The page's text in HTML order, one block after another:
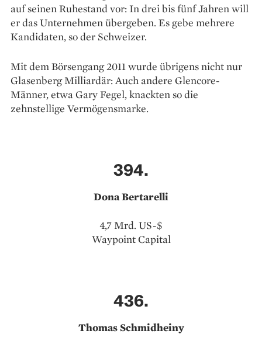
auf seinen Ruhestand vor: In drei bis fünf Jahren will
er das Unternehmen übergeben. Es gebe mehrere
Kandidaten, so der Schweizer.
Mit dem Börsengang 2011 wurde übrigens nicht nur
Glasenberg Milliardär: Auch andere Glencore-
Männer, etwa Gary Fegel, knackten so die
zehnstellige Vermögensmarke.
394.
Dona Bertarelli
4,7 Mrd. US-$
Waypoint Capital
436.
Thomas Schmidheiny